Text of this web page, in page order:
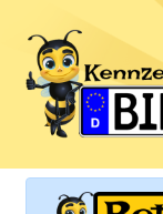
Zur
Navigation
springen
Zum
Inhalt
springen
k
Kfz-